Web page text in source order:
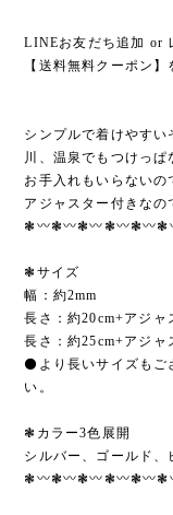
LINEお友だち追加 or
【送料無料クーポン
シンプルで着けやす
川、温泉でもつけっぱ
お手入れもいらないの
アジャスター付きなの
❃〰︎❃〰︎❃〰︎❃〰︎❃〰︎❃
❃サイズ
幅：約2mm
長さ：約20cm+アジャ
長さ：約25cm+アジャ
⚫より長いサイズもご
い。
❃カラー3色展開
シルバー、ゴールド、
❃〰︎❃〰︎❃〰︎❃〰︎❃〰︎❃